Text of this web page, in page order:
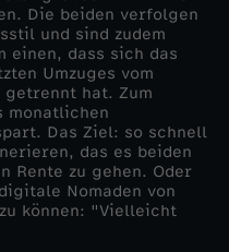
Die beiden verfolgen
und sind zudem
einen, dass sich das
Umzuges vom
getrennt hat. Zum
monatlichen
Das Ziel: so schnell
das es beiden
Rente zu gehen. Oder
Nomaden von
können: "Vielleicht